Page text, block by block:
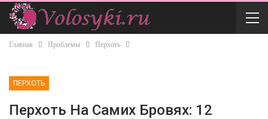
Главная Проблемы Перхоть
ПЕРХОТЬ
Перхоть На Самих Бровях: 12